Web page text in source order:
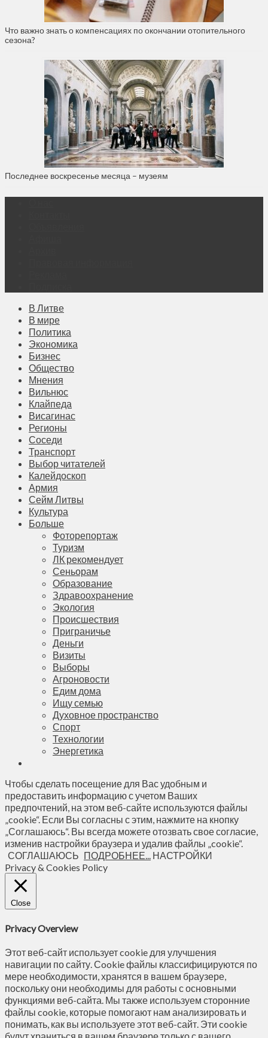
Что важно знать о компенсациях по окончании отопительного
сезона?
Последнее воскресенье месяца – музеям
В Литве
В мире
Политика
Экономика
Бизнес
Общество
Мнения
Вильнюс
Клайпеда
Висагинас
Регионы
Соседи
Транспорт
Выбор читателей
Калейдоскоп
Армия
Сейм Литвы
Культура
Больше
Фоторепортаж
Туризм
ЛК рекомендует
Сеньорам
Образование
Здравоохранение
Экология
Происшествия
Приграничье
Деньги
Визиты
Выборы
Агроновости
Едим дома
Ищу семью
Духовное пространство
Спорт
Технологии
Энергетика
Чтобы сделать посещение для Вас удобным и
предоставить информацию с учетом Ваших
предпочтений, на этом веб-сайте используются файлы
„cookie“. Если Вы согласны с этим, нажмите на кнопку
„Соглашаюсь“. Вы всегда можете отозвать свое согласие,
изменив настройки браузера и удалив файлы „cookie“.
СОГЛАШАЮСЬ ПОДРОБНЕЕ... НАСТРОЙКИ
Privacy & Cookies Policy
Close
Privacy Overview
Этот веб-сайт использует cookie для улучшения
навигации по сайту. Сookie файлы классифицируются по
мере необходимости, хранятся в вашем браузере,
поскольку они необходимы для работы с основными
функциями веб-сайта. Мы также используем сторонние
файлы cookie, которые помогают нам анализировать и
понимать, как вы используете этот веб-сайт. Эти cookie